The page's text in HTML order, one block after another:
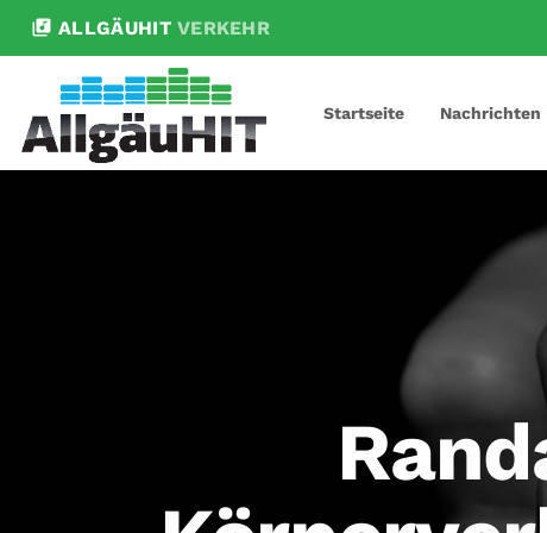
library_music ALLGÄUHIT VERKEHR
Startseite Nachrichten